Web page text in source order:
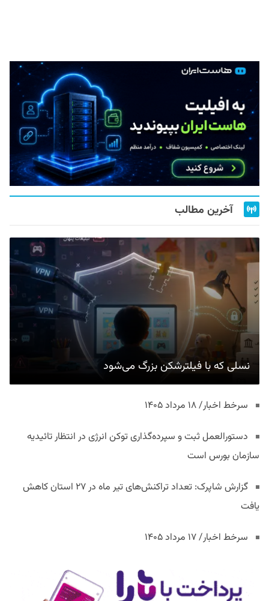
آخرین مطالب
نسلی که با فیلترشکن بزرگ می‌شود
سرخط اخبار/ ۱۸ مرداد ۱۴۰۵
دستورالعمل ثبت و سپرده‌گذاری توکن انرژی در انتظار تائیدیه
سازمان بورس است
گزارش شاپرک: تعداد تراکنش‌های تیر ماه در ۲۷ استان‌ کاهش
یافت
سرخط اخبار/ ۱۷ مرداد ۱۴۰۵